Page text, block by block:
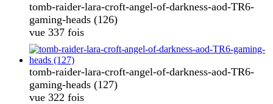
tomb-raider-lara-croft-angel-of-darkness-aod-TR6-
gaming-heads (126)
vue 337 fois
tomb-raider-lara-croft-angel-of-darkness-aod-TR6-
gaming-heads (127)
vue 322 fois